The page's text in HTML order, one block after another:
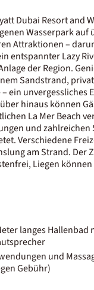
Dubai Resort and
Wasserpark auf
Attraktionen –
entspannter Lazy
der Region.
Sandstrand,
ein unvergessliches
hinaus können
La Mer Beach
und zahlreichen
Verschiedene
am Strand. Der
Liegen
langes Hallenbad
und
Gebühr)